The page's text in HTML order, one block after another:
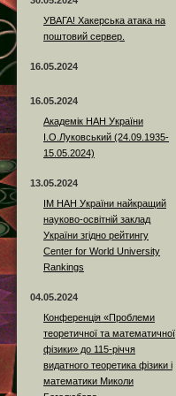
УВАГА! Хакерська атака на
поштовий сервер.
16.05.2024
16.05.2024
Академік НАН України
І.О.Луковський (24.09.1935-
15.05.2024)
13.05.2024
ІМ НАН України найкращий
науково-освітній заклад
України згідно рейтингу
Center for World University
Rankings
04.05.2024
Конференція «Проблеми
теоретичної та математичної
фізики» до 115-річчя
видатного теоретика фізики і
математики Миколи